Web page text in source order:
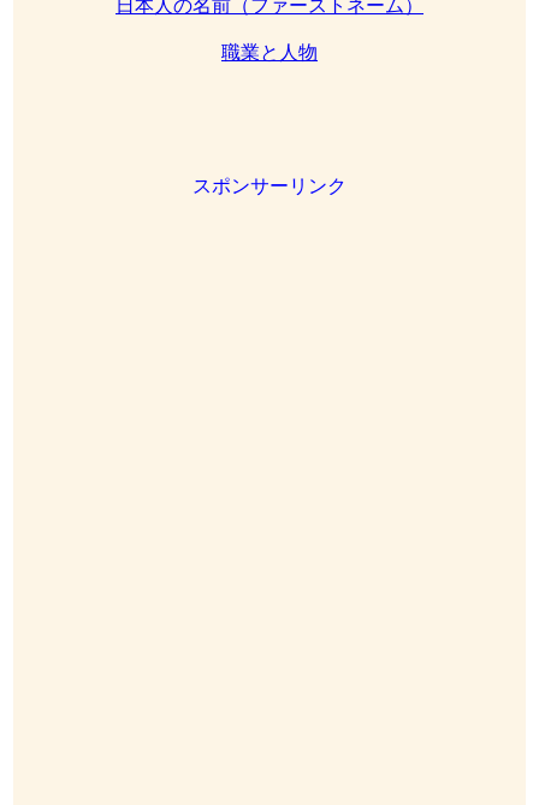
日本人の名前（ファーストネーム）
職業と人物
スポンサーリンク